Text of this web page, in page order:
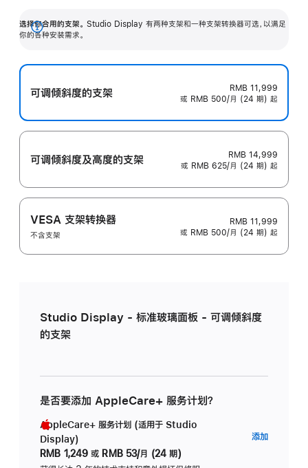
选择你合用的支架。 Studio Display 有两种支架和一种支架转换器可选，以满足
你的各种安装需求。
展
可调倾斜度的支架
RMB 11,999
或 RMB 500/月 (24 期) 起
可调倾斜度及高‍度的支‍架
RMB 14,999
或 RMB 625/月 (24 期) 起
VESA 支架转换器
不含支架
RMB 11,999
或 RMB 500/月 (24 期) 起
Studio Display - 标准玻璃面板 - 可调倾斜度
的支架
是否要添加 AppleCare+ 服务计划？
AppleCare+ 服务计划 (适用于 Studio
Display)
RMB 1,249 或 RMB 53/月 (24 期)
添加